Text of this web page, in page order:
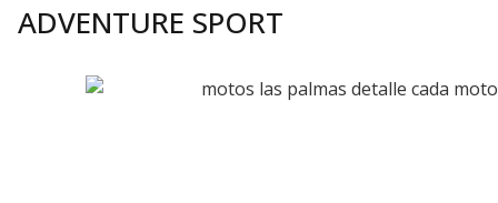
ADVENTURE SPORT